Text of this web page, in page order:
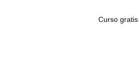
Curso gratis